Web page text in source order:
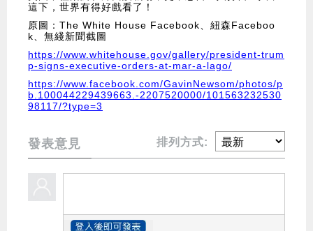
這下，世界有得好戲看了！
原圖：The White House Facebook、紐森Faceboo
k、無綫新聞截圖
https://www.whitehouse.gov/gallery/president-trum
p-signs-executive-orders-at-mar-a-lago/
https://www.facebook.com/GavinNewsom/photos/p
b.100044229439663.-2207520000/101563232530
98117/?type=3
發表意見 排列方式: